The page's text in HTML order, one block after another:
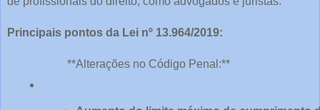
Principais pontos da Lei nº 13.964/2019:
**Alterações no Código Penal:**